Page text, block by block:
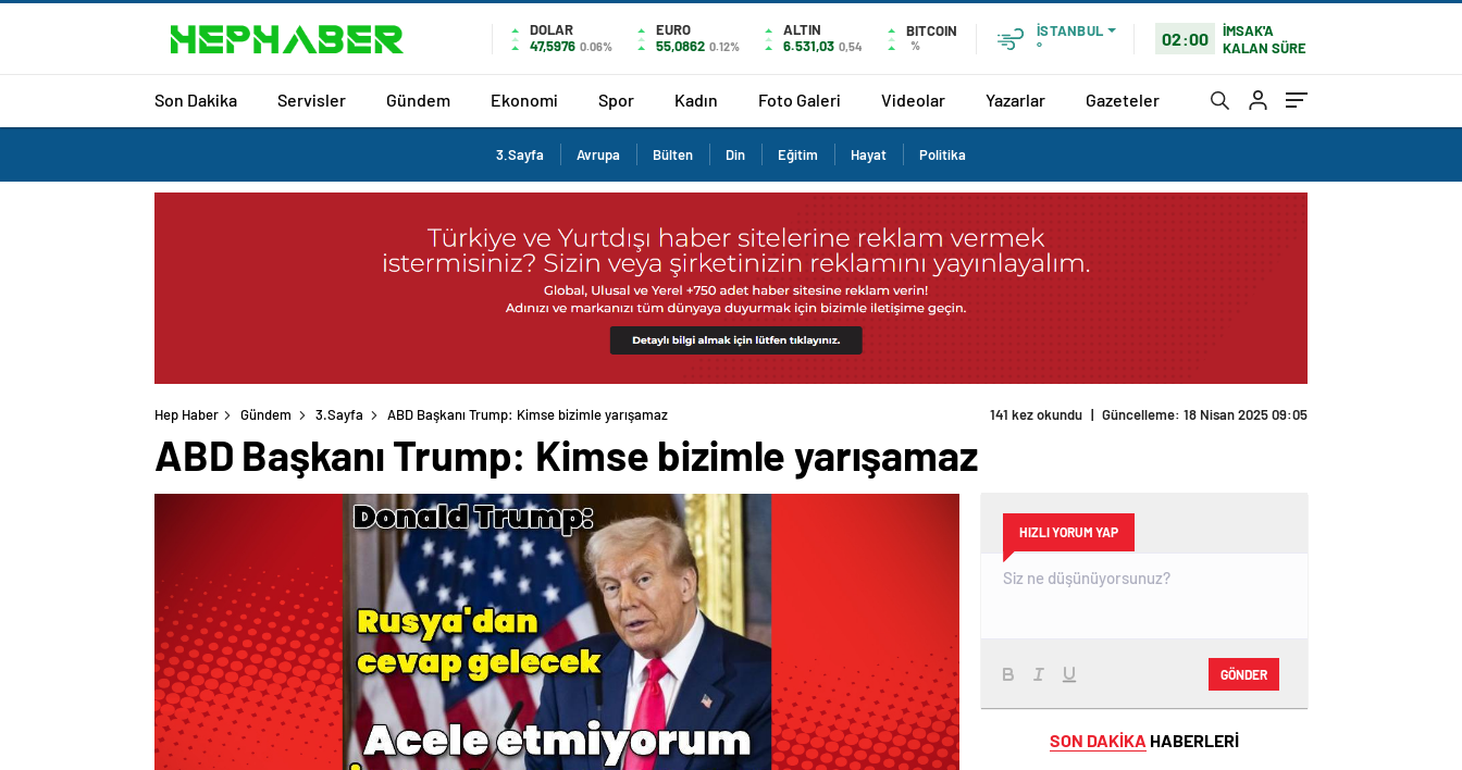
DOLAR
47,5976 0.06%
EURO
55,0862 0.12%
ALTIN
6.531,03 0,54
BITCOIN
%
İSTANBUL
°
02:00
İMSAK'A
KALAN SÜRE
Son Dakika Servisler Gündem Ekonomi Spor Kadın Foto Galeri Videolar Yazarlar Gazeteler
3.Sayfa Avrupa Bülten Din Eğitim Hayat Politika
Hep Haber Gündem 3.Sayfa ABD Başkanı Trump: Kimse bizimle yarışamaz 141 kez okundu | Güncelleme: 18 Nisan 2025 09:05
ABD Başkanı Trump: Kimse bizimle yarışamaz
HIZLI YORUM YAP
GÖNDER
SON DAKİKA HABERLERİ